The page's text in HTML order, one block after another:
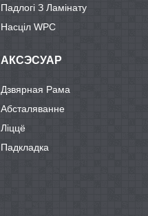
Падлогі З Ламінату
Насціл WPC
АКСЭСУАР
Дзвярная Рама
Абсталяванне
Ліццё
Падкладка